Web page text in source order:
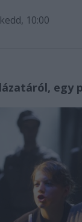
10:00
egy